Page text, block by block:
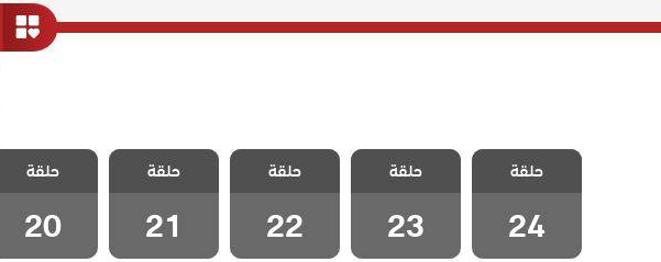
مسلسل تلك
والاخيرة
حلقة
24
مسلسل تلك
الفتاة الحلقة 23
حلقة
23
مسلسل تلك
الفتاة الحلقة 22
حلقة
22
مسلسل تلك
الفتاة الحلقة 21
حلقة
21
مسلسل تلك
الفتاة الحلقة 20
حلقة
20